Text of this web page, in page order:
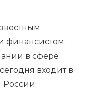
финансистом.
в сфере
входит в
России.